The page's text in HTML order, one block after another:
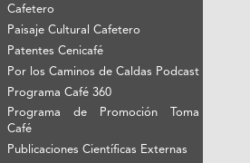
Cafetero
Paisaje Cultural Cafetero
Patentes Cenicafé
Por los Caminos de Caldas Podcast
Programa Café 360
Programa de Promoción Toma
Café
Publicaciones Científicas Externas